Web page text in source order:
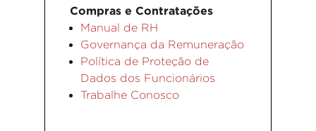
Compras e Contratações
Manual de RH
Governança da Remuneração
Política de Proteção de
Dados dos Funcionários
Trabalhe Conosco